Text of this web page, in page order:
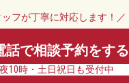
フが丁寧に対応します！／
話で相談予約をする
10時・土日祝日も受付中